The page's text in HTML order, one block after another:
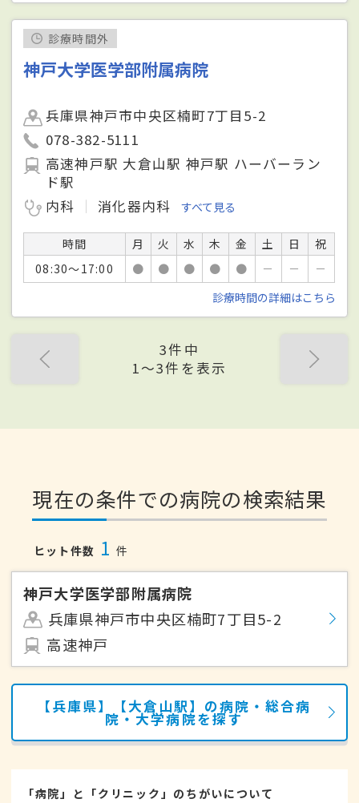
診療時間外
神戸大学医学部附属病院
兵庫県神戸市中央区楠町7丁目5-2
078-382-5111
高速神戸駅 大倉山駅 神戸駅 ハーバーラン
ド駅
内科
消化器内科 すべて見る
時間 月 火 水 木 金 土 日
祝
08:30～17:00
● ● ● ● ● － －
－
診療時間の詳細はこちら
3件中
1〜3件を表示
現在の条件での病院の検索結果
ヒット件数 1 件
神戸大学医学部附属病院
兵庫県神戸市中央区楠町7丁目5-2
高速神戸
【兵庫県】【大倉山駅】の病院・総合病
院・大学病院を探す
「病院」と「クリニック」のちがいについて